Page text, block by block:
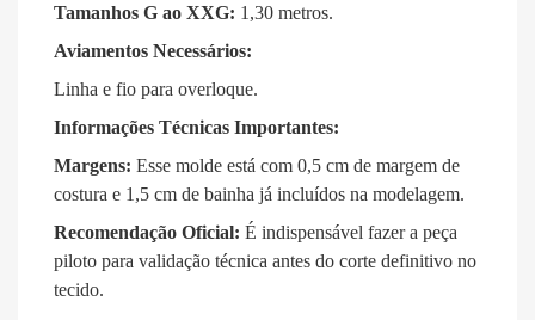
Tamanhos G ao XXG: 1,30 metros.
Aviamentos Necessários:
Linha e fio para overloque.
Informações Técnicas Importantes:
Margens: Esse molde está com 0,5 cm de margem de
costura e 1,5 cm de bainha já incluídos na modelagem.
Recomendação Oficial: É indispensável fazer a peça
piloto para validação técnica antes do corte definitivo no
tecido.